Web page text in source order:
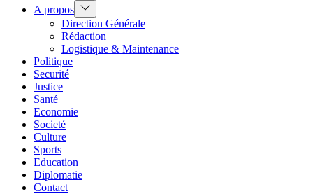
A propos Show
sub
menu
Direction Générale
Rédaction
Logistique & Maintenance
Politique
Securité
Justice
Santé
Economie
Societé
Culture
Sports
Education
Diplomatie
Contact